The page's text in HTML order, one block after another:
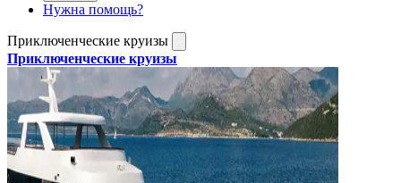
Нужна помощь?
Приключенческие круизы
Приключенческие круизы